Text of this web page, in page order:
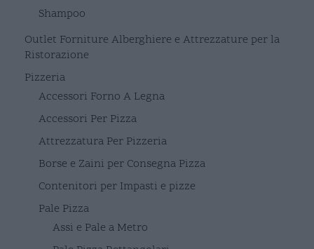
Shampoo
Outlet Forniture Alberghiere e Attrezzature per la
Ristorazione
Pizzeria
Accessori Forno A Legna
Accessori Per Pizza
Attrezzatura Per Pizzeria
Borse e Zaini per Consegna Pizza
Contenitori per Impasti e pizze
Pale Pizza
Assi e Pale a Metro